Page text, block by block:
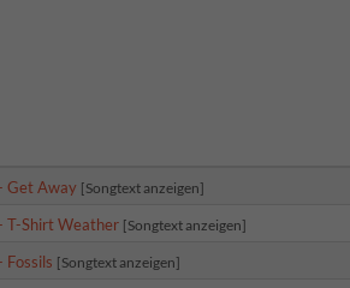
Get Away [Songtext anzeigen]
T-Shirt Weather [Songtext anzeigen]
Fossils [Songtext anzeigen]